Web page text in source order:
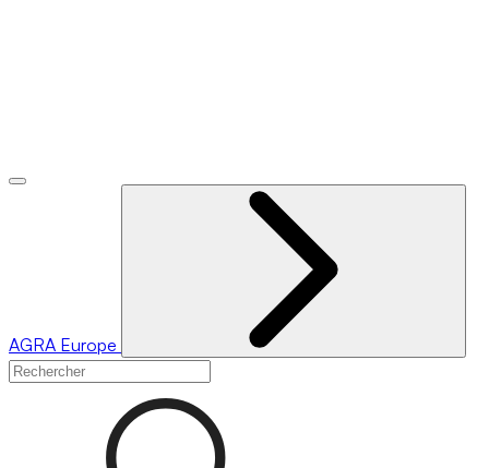
AGRA Europe